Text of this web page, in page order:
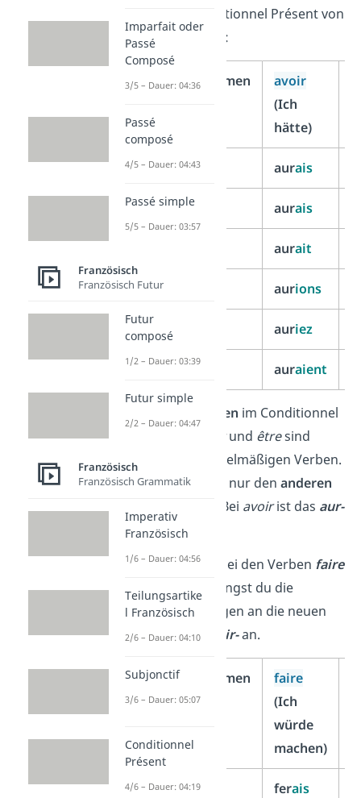
Tabelle das Conditionnel Présent von
avoir und an:
Personalpronomen
avoir
(Ich
hätte)
j’/je aurais
tu aurais
aurait
nous aurions
vous auriez
ils/elles auraient
Endungen im Conditionnel
und êtresind
gleich
wie bei regelmäßigen Verben.
Du musst dir also nur den anderen
merken: Bei avoirist das aur-
und beiêtre
Genauso ist das bei den Verben faire
und
. Hier hängst du die
normalen Endungen an die neuen
Stämmefer-und ir-an.
Personalpronomen
faire
(Ich
würde
machen)
je/j‘ ferais
Imparfait oder
Passé
Composé
3/5 – Dauer: 04:36
Passé
composé
4/5 – Dauer: 04:43
Passé simple
5/5 – Dauer: 03:57
Französisch
Französisch Futur
Futur
composé
1/2 – Dauer: 03:39
Futur simple
2/2 – Dauer: 04:47
Französisch
Französisch Grammatik
Imperativ
Französisch
1/6 – Dauer: 04:56
Teilungsartike
l Französisch
2/6 – Dauer: 04:10
Subjonctif
3/6 – Dauer: 05:07
Conditionnel
Présent
4/6 – Dauer: 04:19